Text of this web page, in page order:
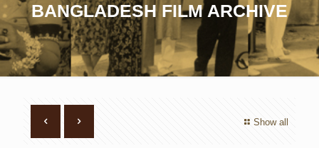
BANGLADESH FILM ARCHIVE
Show all